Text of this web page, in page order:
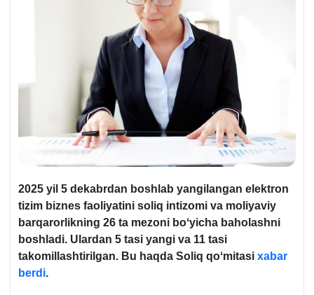
2025 yil 5 dekabrdan boshlab yangilangan elektron
tizim biznes faoliyatini soliq intizomi va moliyaviy
barqarorlikning 26 ta mezoni boʻyicha baholashni
boshladi. Ulardan 5 tasi yangi va 11 tasi
takomillashtirilgan. Bu haqda Soliq qoʻmitasi хabar
berdi.